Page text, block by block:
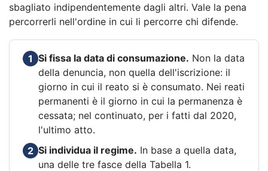
sbagliato indipendentemente dagli altri. Vale la pena
percorrerli nell'ordine in cui li percorre chi difende.
1 Si fissa la data di consumazione. Non la data
della denuncia, non quella dell'iscrizione: il
giorno in cui il reato si è consumato. Nei reati
permanenti è il giorno in cui la permanenza è
cessata; nel continuato, per i fatti dal 2020,
l'ultimo atto.
2 Si individua il regime. In base a quella data,
una delle tre fasce della Tabella 1.